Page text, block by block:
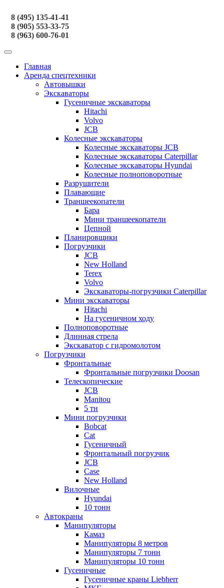
8 (495) 135-41-41
8 (905) 553-33-75
8 (963) 600-76-01
Главная
Аренда спецтехники
Автовышки
Экскаваторы
Гусеничные экскаваторы
Hitachi
Volvo
JCB
Колесные экскаваторы
Колесные экскаваторы JCB
Колесные экскаваторы Caterpillar
Колесные экскаваторы Hyundai
Колесные полноповоротные
Разрушители
Плавающие
Траншеекопатели
Бара
Мини траншеекопатели
Цепной
Планировщики
Погрузчики
JCB
New Holland
Terex
Volvo
Экскаваторы-погрузчики Caterpillar
Мини экскаваторы
Hitachi
На гусеничном ходу
Полноповоротные
Длинная стрела
Экскаватор с гидромолотом
Погрузчики
Фронтальные
Фронтальные погрузчики Doosan
Телескопические
JCB
Manitou
5 тн
Мини погрузчики
Bobcat
Cat
Гусеничный
Фронтальный погрузчик
JCB
Case
New Holland
Вилочные
Hyundai
10 тонн
Автокраны
Манипуляторы
Камаз
Манипуляторы 8 метров
Манипуляторы 7 тонн
Манипуляторы 10 тонн
Гусеничные
Гусеничные краны Liebherr